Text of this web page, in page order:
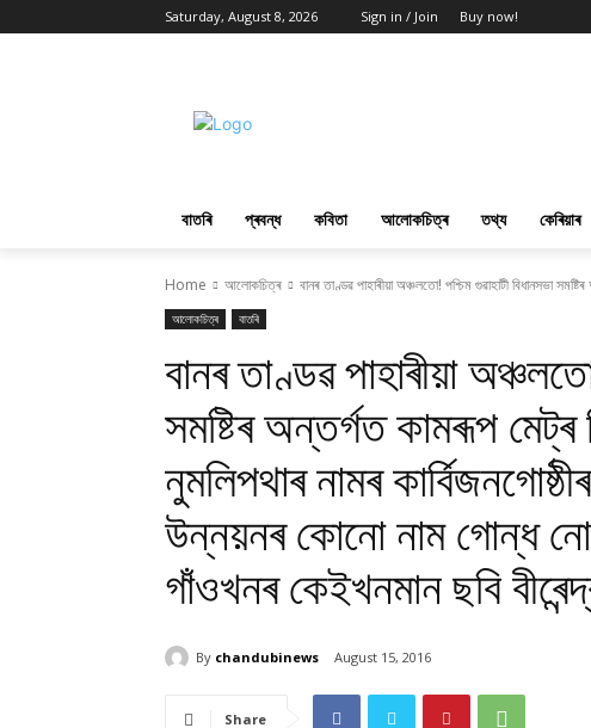
Saturday, August 8, 2026 Sign in / Join Buy now!
বাতৰি প্ৰবন্ধ কবিতা আলোকচিত্ৰ তথ্য কেৰিয়াৰ
Home আলোকচিত্ৰ বানৰ তাণ্ডৱ পাহাৰীয়া অঞ্চলতো! পশ্চিম গুৱাহাটী বিধানসভা
আলোকচিত্ৰ বাতৰি
বানৰ তাণ্ডৱ পাহাৰীয়া
সমষ্টিৰ অন্তৰ্গত কামৰূপ
নুমলিপথাৰ নামৰ
উন্নয়নৰ কোনো নাম গোন্ধ
গাঁওখনৰ কেইখনমান ছবি
By chandubinews August 15, 2016
Share